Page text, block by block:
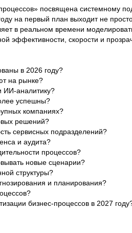
посвящена системному
на первый план выходит не
в реальном времени
эффективности, скорости и
в 2026 году?
на рынке?
ИИ-аналитику?
успешны?
компаниях?
решений?
сервисных подразделений?
и аудита?
процессов?
новые сценарии?
структуры?
и планирования?
бизнес-процессов в 2027